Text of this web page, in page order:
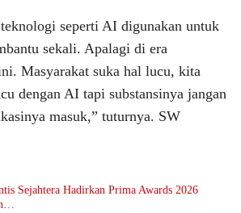
seperti AI digunakan untuk
sekali. Apalagi di era
Masyarakat suka hal lucu, kita
dengan AI tapi substansinya jangan
masuk,” tuturnya. SW
Sejahtera Hadirkan Prima Awards 2026